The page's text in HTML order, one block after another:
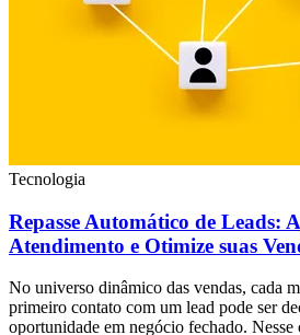
Tecnologia
Repasse Automático de Leads:
Atendimento e Otimize suas
No universo dinâmico das vendas, cada
primeiro contato com um lead pode ser
oportunidade em negócio fechado. Nesse